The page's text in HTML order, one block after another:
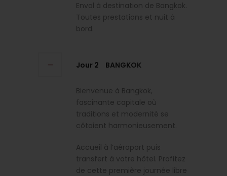
Envol à destination de Bangkok.
Toutes prestations et nuit à
bord.
Jour 2 BANGKOK
Bienvenue à Bangkok,
fascinante capitale où
traditions et modernité se
côtoient harmonieusement.
Accueil à l’aéroport puis
transfert à votre hôtel. Profitez
de cette première journée libre